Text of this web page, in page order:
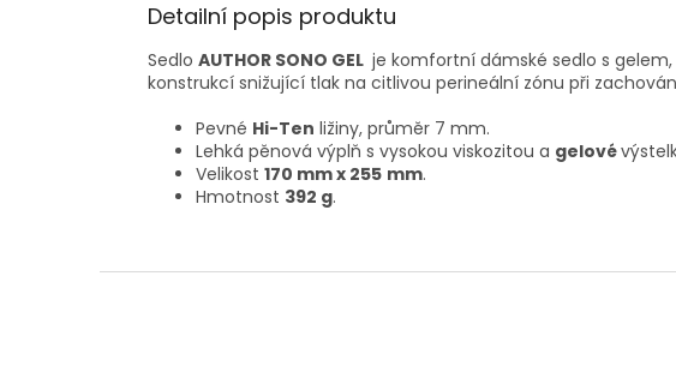
Detailní popis produktu
Sedlo AUTHOR SONO GEL je komfortní dámské sedlo s
konstrukcí snižující tlak na citlivou perineální zónu při
Pevné Hi-Ten ližiny, průměr 7 mm.
Lehká pěnová výplň s vysokou viskozitou a gelové
Velikost 170 mm x 255 mm.
Hmotnost 392 g.